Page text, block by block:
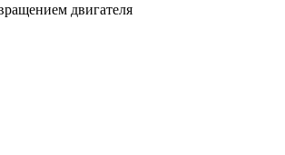
двигателя